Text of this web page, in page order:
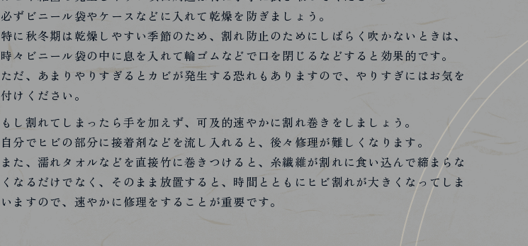
必ずビニール袋やケースなどに入れて乾燥を防ぎましょう。
特に秋冬期は乾燥しやすい季節のため、割れ防止のためにしばらく吹かないときは、
時々ビニール袋の中に息を入れて輪ゴムなどで口を閉じるなどすると効果的です。
ただ、あまりやりすぎるとカビが発生する恐れもありますので、やりすぎにはお気を
付けください。
もし割れてしまったら手を加えず、可及的速やかに割れ巻きをしましょう。
自分でヒビの部分に接着剤などを流し入れると、後々修理が難しくなります。
また、濡れタオルなどを直接竹に巻きつけると、糸繊維が割れに食い込んで締まらな
くなるだけでなく、そのまま放置すると、時間とともにヒビ割れが大きくなってしま
いますので、速やかに修理をすることが重要です。